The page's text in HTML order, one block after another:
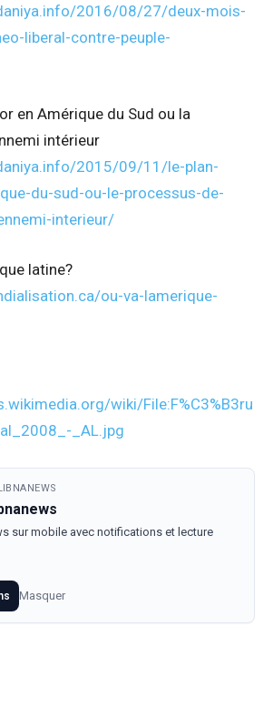
2016/08/27/deux-mois-
liberal-contre-peuple-
en Amérique du Sud ou la
intérieur
2015/09/11/le-plan-
du-sud-ou-le-processus-de-
interieur/
latine?
ou-va-lamerique-
wiki/File:F%C3%B3ru
_AL.jpg
sur mobile avec notifications et lecture
Masquer